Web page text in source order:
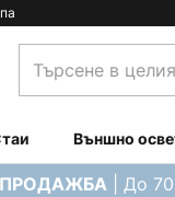
магазин...Външно
| До